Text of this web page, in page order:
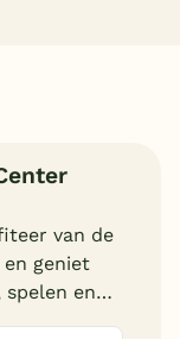
van de
geniet
spelen en